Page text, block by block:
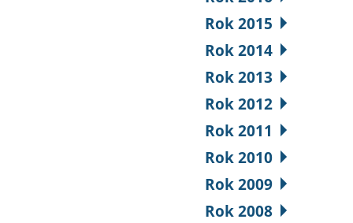
Rok 2015
Rok 2014
Rok 2013
Rok 2012
Rok 2011
Rok 2010
Rok 2009
Rok 2008